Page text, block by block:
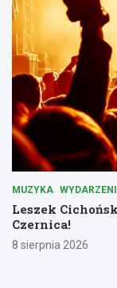
MUZYKA
Leszek
Czernica!
8 sierpnia 2026